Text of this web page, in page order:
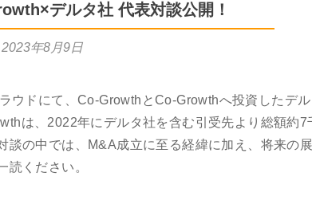
デルタ社 代表対談公開！
2023年8月9日
ウドにて、Co-GrowthとCo-Growthへ投資したデ
は、2022年にデルタ社を含む引受先より総額約7
談の中では、M&A成立に至る経緯に加え、将来の
読ください。